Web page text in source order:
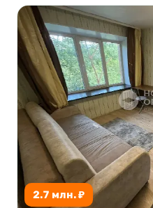
2.7 млн. ₽